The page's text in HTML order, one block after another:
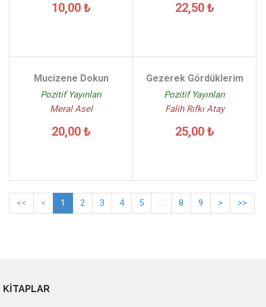
10,00 ₺ 22,50 ₺
Mucizene Dokun
Pozitif Yayınları
Meral Asel
20,00 ₺
Gezerek Gördüklerim
Pozitif Yayınları
Falih Rıfkı Atay
25,00 ₺
<< < 1 2 3 4 5 ... 8 9 > >>
KİTAPLAR